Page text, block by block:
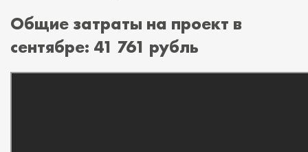
Общие затраты на проект в
сентябре: 41 761 рубль